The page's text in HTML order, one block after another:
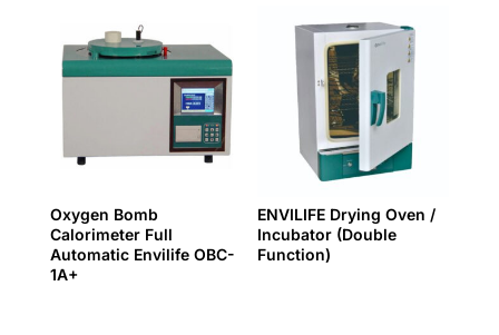
Oxygen Bomb
Calorimeter Full
Automatic Envilife OBC-
1A+
ENVILIFE Drying Oven /
Incubator (Double
Function)